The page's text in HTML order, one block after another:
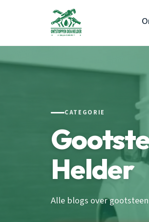
CATEGORIE
Helder
Alle blogs over